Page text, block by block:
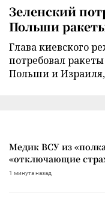
Зеленский
Польши
Глава киевского
потребовал
Польши и
Медик ВСУ из
«отключающие
1 минута назад